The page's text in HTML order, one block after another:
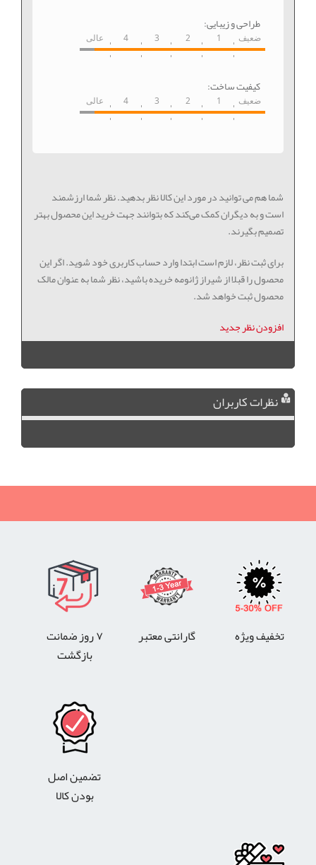
طراحی و زیبایی:
ضعیف 1
2
3
4 عالی
کیفیت ساخت:
ضعیف 1
2
3
4 عالی
شما هم می توانید در مورد این کالا نظر بدهید. نظر شما ارزشمند
است و به دیگران کمک می‌کند که بتوانند جهت خرید این محصول بهتر
تصمیم بگیرند.
برای ثبت نظر، لازم است ابتدا وارد حساب کاربری خود شوید. اگر این
محصول را قبلا از شیراز ژانومه خریده باشید، نظر شما به عنوان مالک
محصول ثبت خواهد شد.
افزودن نظر جدید
نظرات کاربران
تخفیف ویژه گارانتی معتبر
۷ روز ضمانت
بازگشت
تضمین اصل
بودن کالا